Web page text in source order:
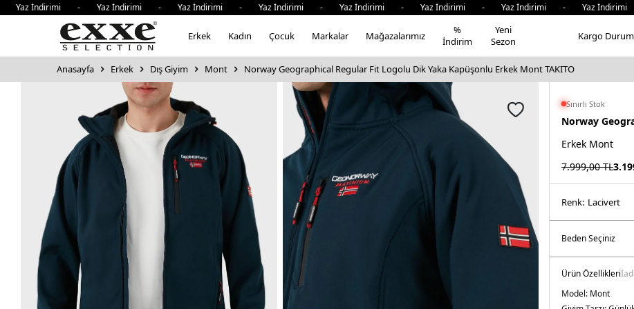
- Yaz İndirimi - Yaz İndirimi - Yaz İndirimi - Yaz İndirimi - Yaz İndirimi - Yaz İndirimi - Yaz
Erkek Kadın Çocuk Markalar Mağazalarımız
%
İndirim
Yeni
Sezon
Kargo
Anasayfa Erkek Dış Giyim Mont Norway Geographical Regular Fit Logolu Dik Yaka Kapüşonlu Erkek Mont TAKITO
Sınırlı Stok
Norway
Erkek Mont
7.999,00TL
Renk: laci̇vert
Ürün Özellikleri
Model: Mont